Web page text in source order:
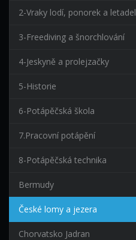
2-Vraky lodí, ponorek a letadel
3-Freediving a šnorchlování
4-Jeskyně a prolejzačky
5-Historie
6-Potápěčská škola
7.Pracovní potápění
8-Potápěčská technika
Bermudy
České lomy a jezera
Chorvatsko Jadran